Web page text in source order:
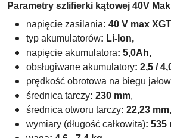
Parametry szlifierki kątowej 40V
napięcie zasilania: 40 V max
typ akumulatorów: Li-Ion,
napięcie akumulatora: 5,0Ah,
obsługiwane akumulatory: 2,5 /
prędkość obrotowa na biegu
średnica tarczy: 230 mm,
średnica otworu tarczy: 22,23 mm,
wymiary (długość całkowita): 535